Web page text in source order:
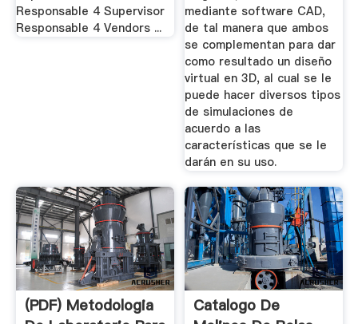
Responsable 4 Supervisor
Responsable 4 Vendors ...
mediante software CAD,
de tal manera que ambos
se complementan para dar
como resultado un diseño
virtual en 3D, al cual se le
puede hacer diversos tipos
de simulaciones de
acuerdo a las
características que se le
darán en su uso.
(PDF) Metodologia
Catalogo De